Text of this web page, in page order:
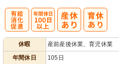
休暇
産前産後休業、育児休業
年間休日
105日